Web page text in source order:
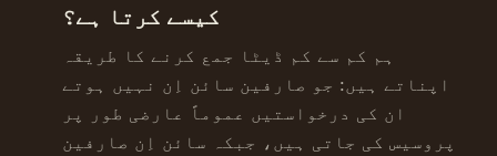
کیسے کرتا ہے؟
ہم کم سے کم ڈیٹا جمع کرنے کا طریقہ
اپناتے ہیں: جو صارفین سائن اِن نہیں ہوتے
ان کی درخواستیں عموماً عارضی طور پر
پروسیس کی جاتی ہیں، جبکہ سائن اِن صارفین